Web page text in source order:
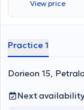
View price
Practice 1
Dorieon 15,
Next availability